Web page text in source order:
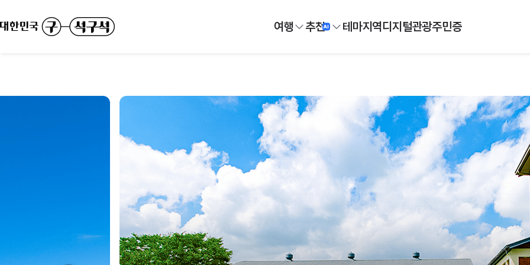
여행 추천 테마지역디지털관광주민증